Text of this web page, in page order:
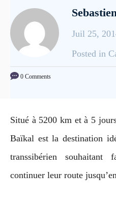
Juil 25,
C
a
r
i
e
Posted in
0 Comments
Situé à 5200 km et à 5
Baïkal est la destination
transsibérien
continuer leur route